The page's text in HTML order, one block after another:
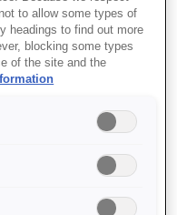
printing.
to allow some types of
headings to find out more
blocking some types
of the site and the